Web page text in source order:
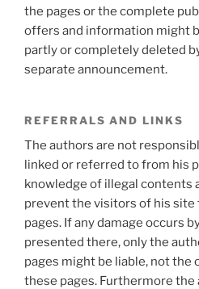
the pages or the complete
offers and information might
partly or completely deleted
separate announcement.
REFERRALS AND LINKS
The authors are not
linked or referred to from his
knowledge of illegal contents
prevent the visitors of his
pages. If any damage occurs
presented there, only the
pages might be liable, not the
these pages. Furthermore